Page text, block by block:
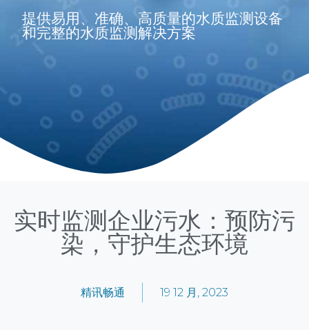
提供易用、准确、高质量的水质监测设备
和完整的水质监测解决方案
实时监测企业污水：预防污
染，守护生态环境
精讯畅通 19 12 月, 2023